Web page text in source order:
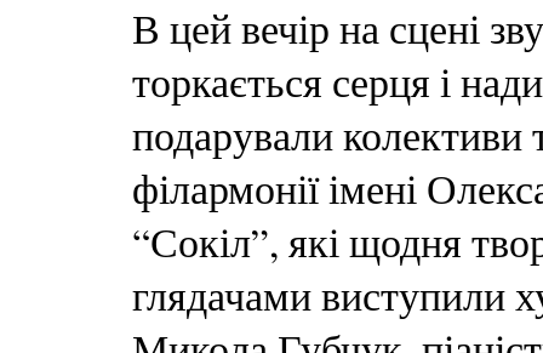
В цей вечір на сцені
торкається серця і
подарували колективи
філармонії імені
“Сокіл”, які щодня
глядачами виступили